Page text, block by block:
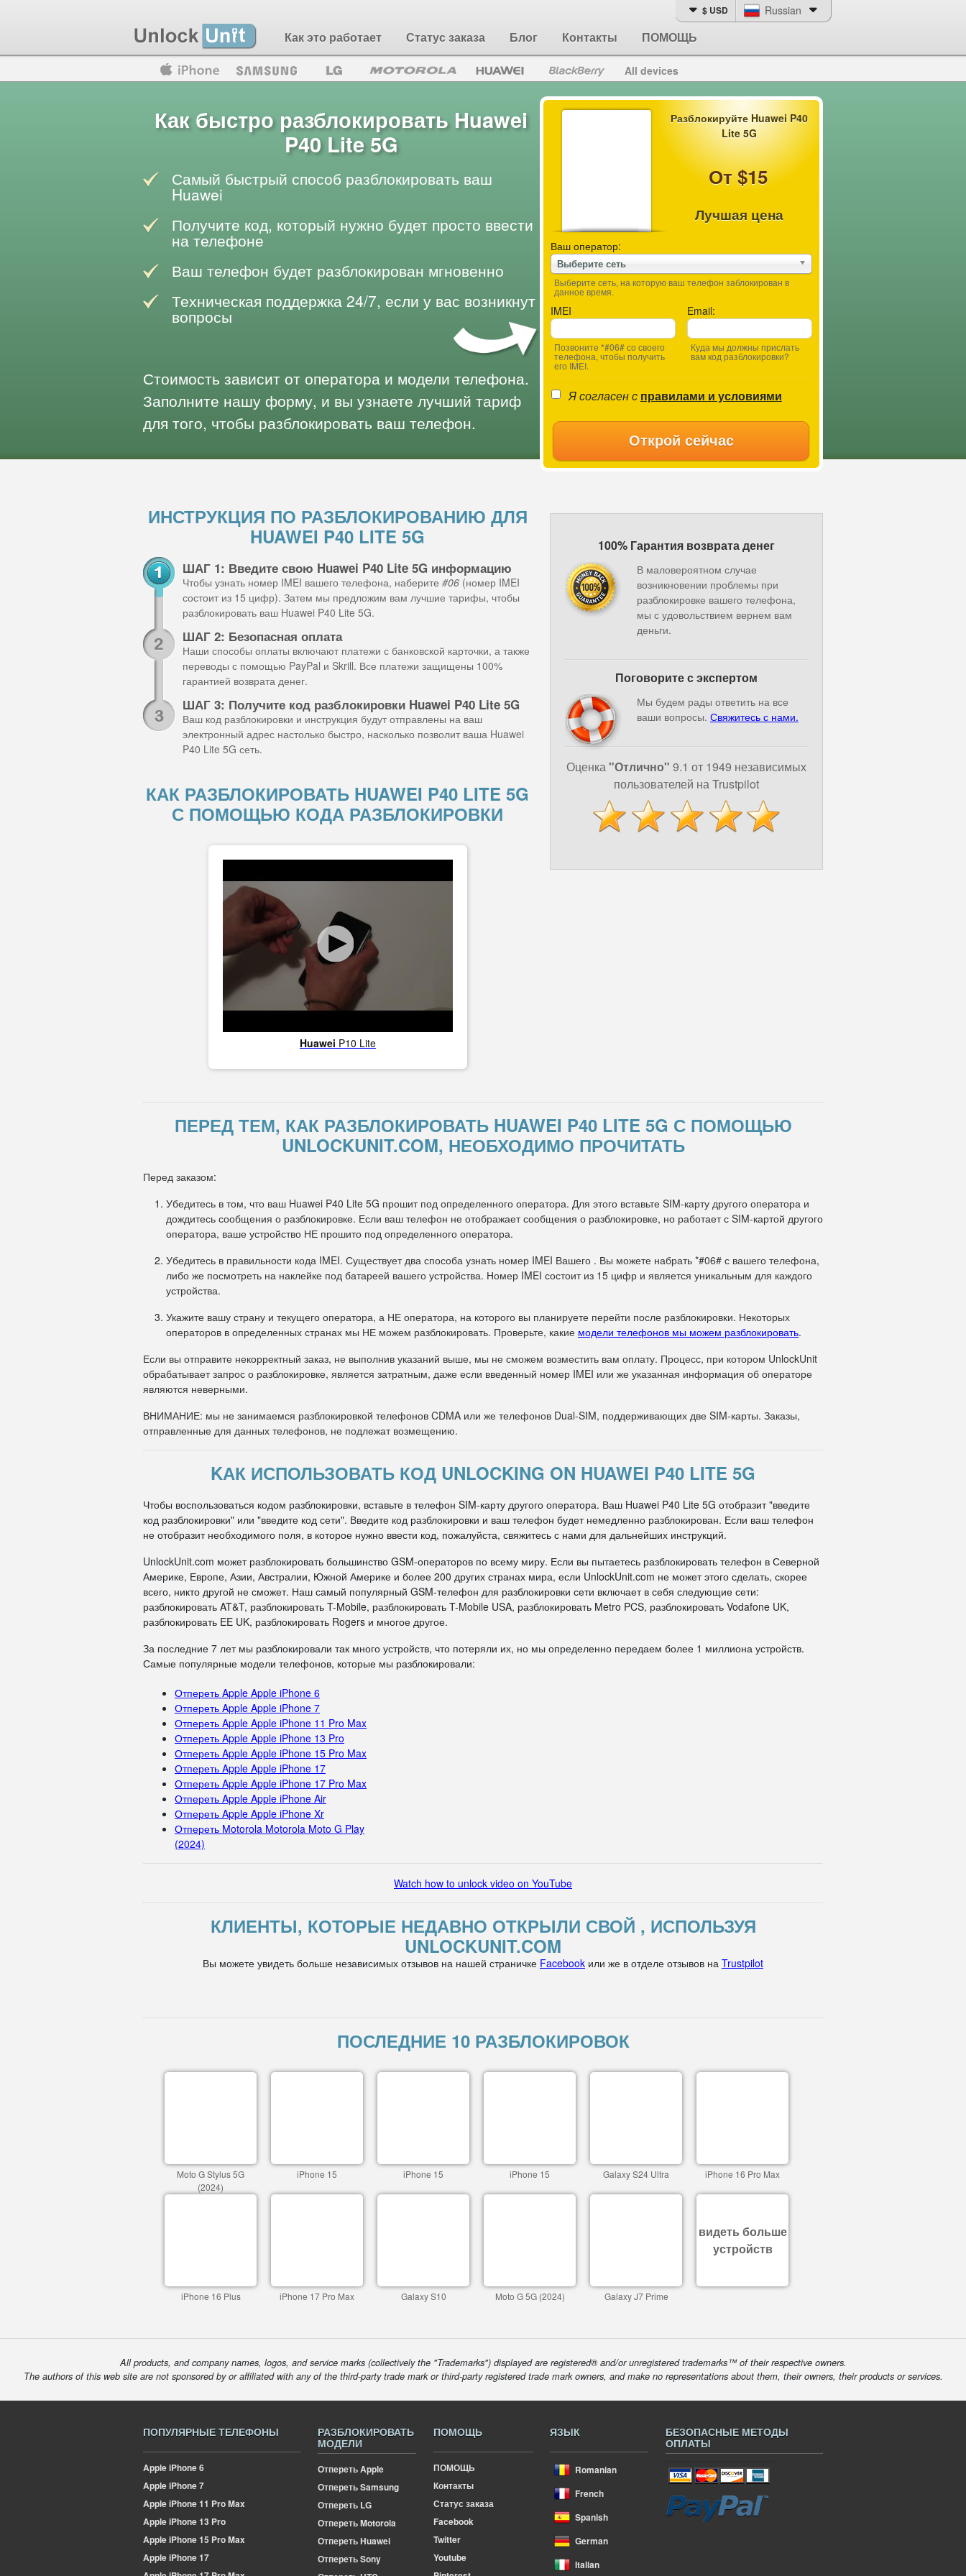
Как это работает Статус заказа Блог Контакты ПОМОЩЬ
$ USD Russian
Blackberry All devices
Разблокируйте Huawei P40
Lite 5G
От $15
Лучшая цена
Ваш оператор:
Выберите сеть
Выберите сеть, на которую ваш телефон заблокирован в
данное время.
IMEI
Позвоните *#06# со своего
телефона, чтобы получить
его IMEI.
Email:
Куда мы должны прислать
вам код разблокировки?
Я согласен с правилами и условиями
Открой сейчас
Как быстро разблокировать Huawei
P40 Lite 5G
Самый быстрый способ разблокировать ваш
Huawei
Получите код, который нужно будет просто ввести
на телефоне
Ваш телефон будет разблокирован мгновенно
Техническая поддержка 24/7, если у вас возникнут
вопросы
Стоимость зависит от оператора и модели телефона.
Заполните нашу форму, и вы узнаете лучший тариф
для того, чтобы разблокировать ваш телефон.
ИНСТРУКЦИЯ ПО РАЗБЛОКИРОВАНИЮ ДЛЯ
HUAWEI P40 LITE 5G
ШАГ 1: Введите свою Huawei P40 Lite 5G информацию
Чтобы узнать номер IMEI вашего телефона, наберите #06 (номер IMEI
состоит из 15 цифр). Затем мы предложим вам лучшие тарифы, чтобы
разблокировать ваш Huawei P40 Lite 5G.
ШАГ 2: Безопасная оплата
Наши способы оплаты включают платежи с банковской карточки, а также
переводы с помощью PayPal и Skrill. Все платежи защищены 100%
гарантией возврата денег.
ШАГ 3: Получите код разблокировки Huawei P40 Lite 5G
Ваш код разблокировки и инструкция будут отправлены на ваш
электронный адрес настолько быстро, насколько позволит ваша Huawei
P40 Lite 5G сеть.
КАК РАЗБЛОКИРОВАТЬ HUAWEI P40 LITE 5G
С ПОМОЩЬЮ КОДА РАЗБЛОКИРОВКИ
Huawei P10 Lite
100% Гарантия возврата денег
В маловероятном случае
возникновении проблемы при
разблокировке вашего телефона,
мы с удовольствием вернем вам
деньги.
Поговорите с экспертом
Мы будем рады ответить на все
ваши вопросы. Свяжитесь с нами.
Оценка"Отлично" 9.1 от 1949 независимых
пользователей на Trustpilot
ПЕРЕД ТЕМ, КАК РАЗБЛОКИРОВАТЬ HUAWEI P40 LITE 5G С ПОМОЩЬЮ
UNLOCKUNIT.COM, НЕОБХОДИМО ПРОЧИТАТЬ
Перед заказом:
Убедитесь в том, что ваш Huawei P40 Lite 5G прошит под определенного оператора. Для этого вставьте SIM-карту другого оператора и
дождитесь сообщения о разблокировке. Если ваш телефон не отображает сообщения о разблокировке, но работает с SIM-картой другого
оператора, ваше устройство НЕ прошито под определенного оператора.
Убедитесь в правильности кода IMEI. Существует два способа узнать номер IMEI Вашего . Вы можете набрать *#06# с вашего телефона,
либо же посмотреть на наклейке под батареей вашего устройства. Номер IMEI состоит из 15 цифр и является уникальным для каждого
устройства.
Укажите вашу страну и текущего оператора, а НЕ оператора, на которого вы планируете перейти после разблокировки. Некоторых
операторов в определенных странах мы НЕ можем разблокировать. Проверьте, какие модели телефонов мы можем разблокировать.
Если вы отправите некорректный заказ, не выполнив указаний выше, мы не сможем возместить вам оплату. Процесс, при котором UnlockUnit
обрабатывает запрос о разблокировке, является затратным, даже если введенный номер IMEI или же указанная информация об операторе
являются неверными.
ВНИМАНИЕ: мы не занимаемся разблокировкой телефонов CDMA или же телефонов Dual-SIM, поддерживающих две SIM-карты. Заказы,
отправленные для данных телефонов, не подлежат возмещению.
KАК ИСПОЛЬЗОВАТЬ КОД UNLOCKING ON HUAWEI P40 LITE 5G
Чтобы воспользоваться кодом разблокировки, вставьте в телефон SIM-карту другого оператора. Ваш Huawei P40 Lite 5G отобразит "введите
код разблокировки" или "введите код сети". Введите код разблокировки и ваш телефон будет немедленно разблокирован. Если ваш телефон
не отобразит необходимого поля, в которое нужно ввести код, пожалуйста, свяжитесь с нами для дальнейших инструкций.
UnlockUnit.com может разблокировать большинство GSM-операторов по всему миру. Если вы пытаетесь разблокировать телефон в Северной
Америке, Европе, Азии, Австралии, Южной Америке и более 200 других странах мира, если UnlockUnit.com не может этого сделать, скорее
всего, никто другой не сможет. Наш самый популярный GSM-телефон для разблокировки сети включает в себя следующие сети:
разблокировать AT&T, разблокировать T-Mobile, разблокировать T-Mobile USA, разблокировать Metro PCS, разблокировать Vodafone UK,
разблокировать EE UK, разблокировать Rogers и многое другое.
За последние 7 лет мы разблокировали так много устройств, что потеряли их, но мы определенно передаем более 1 миллиона устройств.
Самые популярные модели телефонов, которые мы разблокировали:
Отпереть Apple Apple iPhone 6
Отпереть Apple Apple iPhone 7
Отпереть Apple Apple iPhone 11 Pro Max
Отпереть Apple Apple iPhone 13 Pro
Отпереть Apple Apple iPhone 15 Pro Max
Отпереть Apple Apple iPhone 17
Отпереть Apple Apple iPhone 17 Pro Max
Отпереть Apple Apple iPhone Air
Отпереть Apple Apple iPhone Xr
Отпереть Motorola Motorola Moto G Play
(2024)
Watch how to unlock video on YouTube
КЛИЕНТЫ, КОТОРЫЕ НЕДАВНО ОТКРЫЛИ СВОЙ , ИСПОЛЬЗУЯ
UNLOCKUNIT.COM
Вы можете увидеть больше независимых отзывов на нашей страничке Facebook или же в отделе отзывов на Trustpilot
ПОСЛЕДНИЕ 10 РАЗБЛОКИРОВОК
Moto G Stylus 5G
(2024)
iPhone 15 iPhone 15 iPhone 15 Galaxy S24 Ultra iPhone 16 Pro Max
iPhone 16 Plus iPhone 17 Pro Max Galaxy S10 Moto G 5G (2024) Galaxy J7 Prime
видеть больше
устройств
All products, and company names, logos, and service marks (collectively the "Trademarks") displayed are registered® and/or unregistered trademarks™ of their respective owners.
The authors of this web site are not sponsored by or affiliated with any of the third-party trade mark or third-party registered trade mark owners, and make no representations about them, their owners, their products or services.
ПОПУЛЯРНЫЕ ТЕЛЕФОНЫ
AppleiPhone 6
AppleiPhone 7
AppleiPhone 11 Pro Max
AppleiPhone 13 Pro
AppleiPhone 15 Pro Max
AppleiPhone 17
РАЗБЛОКИРОВАТЬ
МОДЕЛИ
Отпереть Apple
Отпереть Samsung
Отпереть LG
Отпереть Motorola
Отпереть Huawei
Отпереть Sony
ПОМОЩЬ
ПОМОЩЬ
Контакты
Статус заказа
Facebook
Twitter
Youtube
ЯЗЫК
Romanian
French
Spanish
German
Italian
БЕЗОПАСНЫЕ МЕТОДЫ
ОПЛАТЫ